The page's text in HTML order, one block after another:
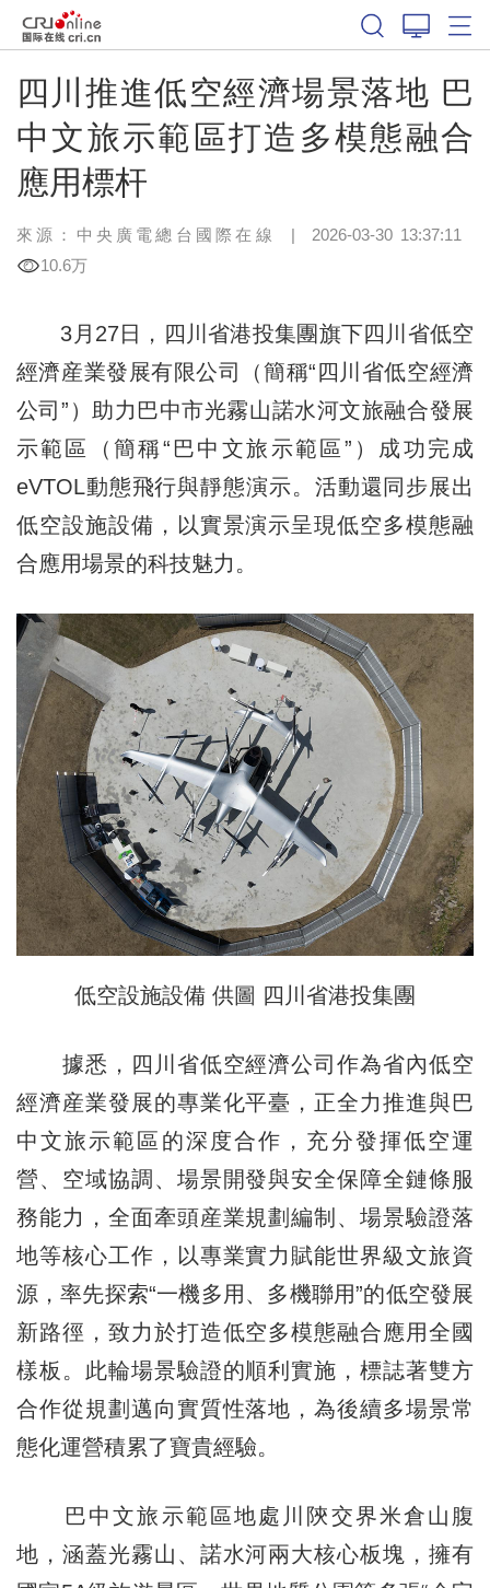
四川推進低空經濟場景落地 巴
中文旅示範區打造多模態融合
應用標杆
來源：中央廣電總台國際在線 | 2026-03-30 13:37:11
10.6万
3月27日，四川省港投集團旗下四川省低空
經濟産業發展有限公司（簡稱“四川省低空經濟
公司”）助力巴中市光霧山諾水河文旅融合發展
示範區（簡稱“巴中文旅示範區”）成功完成
eVTOL動態飛行與靜態演示。活動還同步展出
低空設施設備，以實景演示呈現低空多模態融
合應用場景的科技魅力。
低空設施設備 供圖 四川省港投集團
據悉，四川省低空經濟公司作為省內低空
經濟産業發展的專業化平臺，正全力推進與巴
中文旅示範區的深度合作，充分發揮低空運
營、空域協調、場景開發與安全保障全鏈條服
務能力，全面牽頭産業規劃編制、場景驗證落
地等核心工作，以專業實力賦能世界級文旅資
源，率先探索“一機多用、多機聯用”的低空發展
新路徑，致力於打造低空多模態融合應用全國
樣板。此輪場景驗證的順利實施，標誌著雙方
合作從規劃邁向實質性落地，為後續多場景常
態化運營積累了寶貴經驗。
巴中文旅示範區地處川陝交界米倉山腹
地，涵蓋光霧山、諾水河兩大核心板塊，擁有